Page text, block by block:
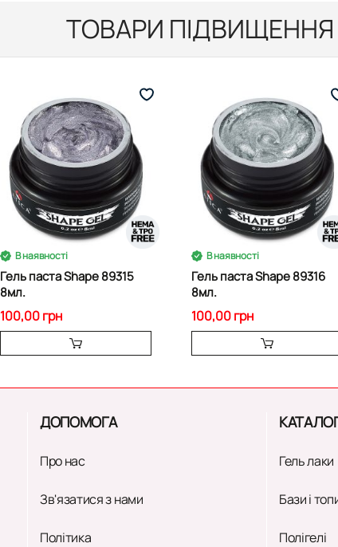
ТОВАРИ
В наявності
Гель паста Shape 89315
8мл.
100,00 грн
В наявності
Гель паста Shape 89316
8мл.
100,00 грн
ДОПОМОГА
Про нас
Зв'язатися з нами
Політика
Гель лаки
Бази і
Полігелі